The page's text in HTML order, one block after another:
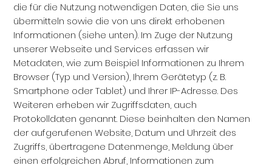
die für die Nutzung notwendigen Daten, die Sie uns
übermitteln sowie die von uns direkt erhobenen
Informationen (siehe unten). Im Zuge der Nutzung
unserer Webseite und Services erfassen wir
Metadaten, wie zum Beispiel Informationen zu Ihrem
Browser (Typ und Version), Ihrem Gerätetyp (z. B.
Smartphone oder Tablet) und Ihrer IP-Adresse. Des
Weiteren erheben wir Zugriffsdaten, auch
Protokolldaten genannt. Diese beinhalten den Namen
der aufgerufenen Website, Datum und Uhrzeit des
Zugriffs, übertragene Datenmenge, Meldung über
einen erfolgreichen Abruf, Informationen zum